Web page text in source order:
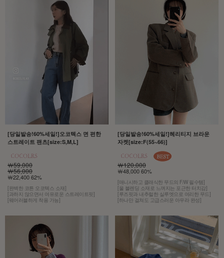
[당일발송!60%세일!]오코텍스 면 편한
스트레이트 팬츠[size:S,M,L]
￦59,000
￦56,000
￦22,400 62%
[완벽한 코튼 오코텍스 소재]
[과하지 않으면서 여유로운 스트레이트핏]
[웨어러블하게 착용 가능]
[당일발송!60%세일!]헤리티지 브라운
자켓[size:F(55~66)]
￦120,000
￦48,000 60%
[매니시하고 클래식한 무드의 F/W 필수템]
[울 블렌딩 소재로 느껴지는 포근한 터치감]
[루즈핏과 내추럴한 실루엣으로 여리한 무드]
[하나만 걸쳐도 고급스러운 아우라 완성]